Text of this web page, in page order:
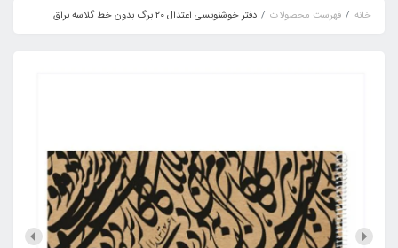
خانه فهرست محصولات دفتر خوشنویسی اعتدال ۲۰ برگ بدون خط گلاسه براق